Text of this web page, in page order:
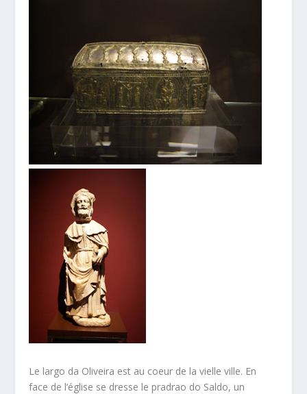
Le largo da Oliveira est au coeur de la vielle ville. En
face de l’église se dresse le pradrao do Saldo, un